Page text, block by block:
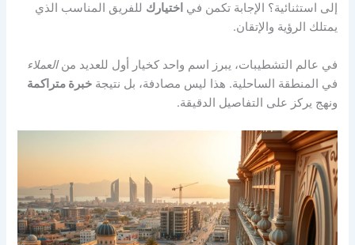
إلى استثنائية؟ الإجابة تكمن في اختيارك للفريق المناسب الذي
يمتلك الرؤية والإتقان.
في عالم التشطيبات، يبرز اسم واحد كخيار أول للعديد منالعملاء
في المنطقة الساحلية. هذا ليس مصادفة، بل نتيجةخبرة متراكمة
ونهج يركز على التفاصيل الدقيقة.